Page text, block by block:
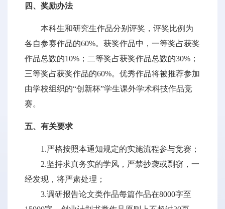
四、奖励办法
本科生和研究生作品分别评奖，评奖比例为
各自参赛作品的60%。获奖作品中，一等奖占获奖
作品总数的10%；二等奖占获奖作品总数的30%；
三等奖占获奖作品的60%。优秀作品将被推荐参加
由学校组织的“创新杯”学生课外学术科技作品竞
赛。
五、有关要求
1.严格按照本通知规定的实施流程参与竞赛；
2.坚持求真务实的学风，严禁抄袭或剽窃，一
经发现，将严肃处理；
3.调研报告论文类作品每篇作品在8000字至